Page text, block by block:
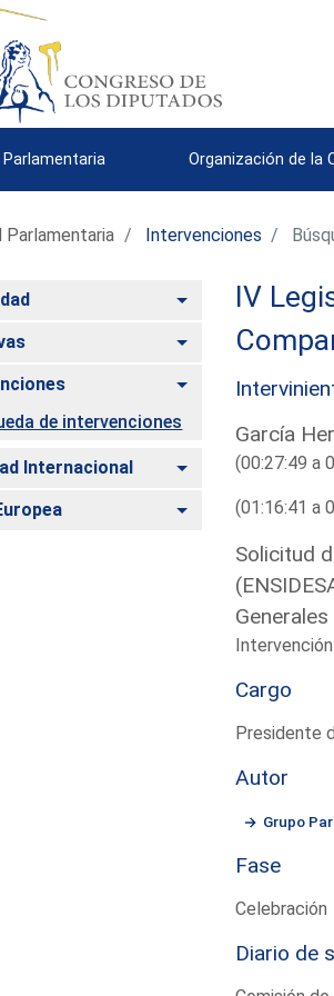
Organización de la
Parlamentaria Intervenciones
Alternar
Alternar
Alternar
de intervenciones
Internacional Alternar
Alternar
IV
García
(00:27:49 a
(01:16:41 a
Solicitud
Cargo
Presidente
Autor
Grupo
Fase
Celebración
Diario de